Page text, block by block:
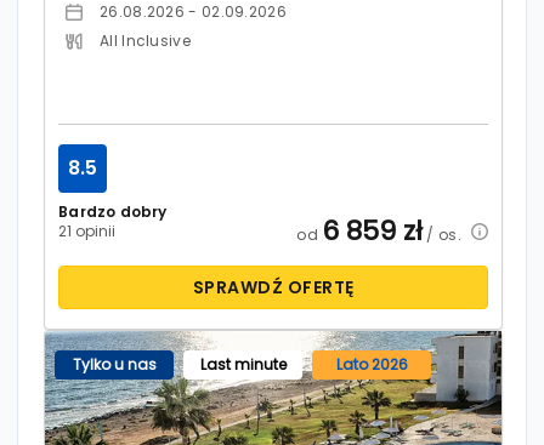
26.08.2026 - 02.09.2026
All Inclusive
Bardzo dobry
21 opinii
8.5
od 6 859 zł/ os.
SPRAWDŹ OFERTĘ
Tylko u nas Last minute Lato 2026